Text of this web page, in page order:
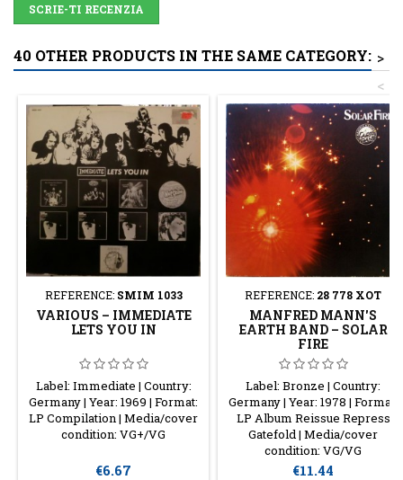
SCRIE-TI RECENZIA
40 OTHER PRODUCTS IN THE SAME CATEGORY: >
<
REFERENCE: SMIM 1033
VARIOUS ‎– IMMEDIATE
LETS YOU IN
Label: Immediate | Country:
Germany | Year: 1969 | Format:
LP Compilation | Media/cover
condition: VG+/VG
Price
€6.67
REFERENCE: 28 778 XOT
MANFRED MANN'S
EARTH BAND – SOLAR
FIRE
Label: Bronze | Country:
Germany | Year: 1978 | Format:
LP Album Reissue Repress
Gatefold | Media/cover
condition: VG/VG
Price
€11.44